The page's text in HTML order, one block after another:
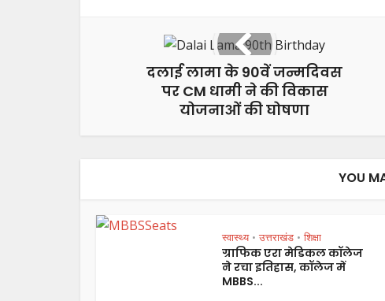
दलाई लामा के 90वें जन्मदिवस
पर CM धामी ने की विकास
योजनाओं की घोषणा
YOU
स्वास्थ्य • उत्तराखंड • शिक्षा
ग्राफिक एरा मेडिकल कॉलेज
ने रचा इतिहास, कॉलेज में
MBBS...